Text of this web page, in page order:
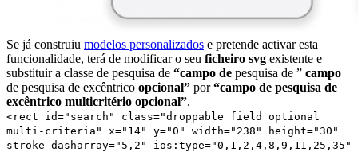
Se já construiu modelos personalizados e pretende activar esta
funcionalidade, terá de modificar o seu ficheiro svg existente e
substituir a classe de pesquisa de “campo de pesquisa de ” campo
de pesquisa de excêntrico opcional” por“campo de pesquisa de
excêntrico multicritério opcional”.
<rect id="search" class="droppable field optional
multi-criteria" x="14" y="0" width="238" height="30"
stroke-dasharray="5,2" ios:type="0,1,2,4,8,9,11,25,35"